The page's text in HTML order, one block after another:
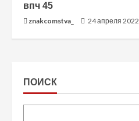
впч 45
znakcomstva_ 24 апреля 2022
ПОИСК